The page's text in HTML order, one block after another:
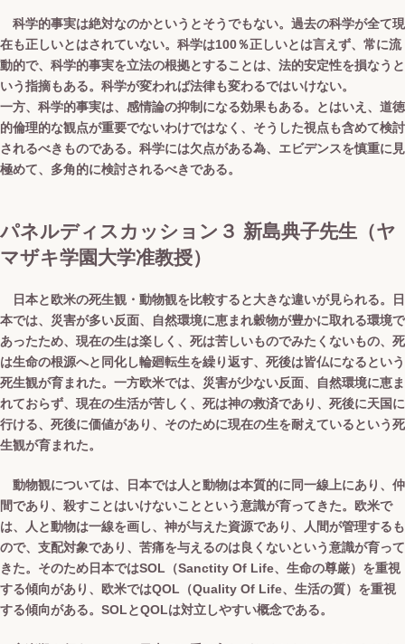
科学的事実は絶対なのかというとそうでもない。過去の科学が全て現
在も正しいとはされていない。科学は100％正しいとは言えず、常に流
動的で、科学的事実を立法の根拠とすることは、法的安定性を損なうと
いう指摘もある。科学が変われば法律も変わるではいけない。
一方、科学的事実は、感情論の抑制になる効果もある。とはいえ、道徳
的倫理的な観点が重要でないわけではなく、そうした視点も含めて検討
されるべきものである。科学には欠点がある為、エビデンスを慎重に見
極めて、多角的に検討されるべきである。
パネルディスカッション３ 新島典子先生（ヤ
マザキ学園大学准教授）
日本と欧米の死生観・動物観を比較すると大きな違いが見られる。日
本では、災害が多い反面、自然環境に恵まれ穀物が豊かに取れる環境で
あったため、現在の生は楽しく、死は苦しいものでみたくないもの、死
は生命の根源へと同化し輪廻転生を繰り返す、死後は皆仏になるという
死生観が育まれた。一方欧米では、災害が少ない反面、自然環境に恵ま
れておらず、現在の生活が苦しく、死は神の救済であり、死後に天国に
行ける、死後に価値があり、そのために現在の生を耐えているという死
生観が育まれた。
動物観については、日本では人と動物は本質的に同一線上にあり、仲
間であり、殺すことはいけないことという意識が育ってきた。欧米で
は、人と動物は一線を画し、神が与えた資源であり、人間が管理するも
ので、支配対象であり、苦痛を与えるのは良くないという意識が育って
きた。そのため日本ではSOL（Sanctity Of Life、生命の尊厳）を重視
する傾向があり、欧米ではQOL（Quality Of Life、生活の質）を重視
する傾向がある。SOLとQOLは対立しやすい概念である。